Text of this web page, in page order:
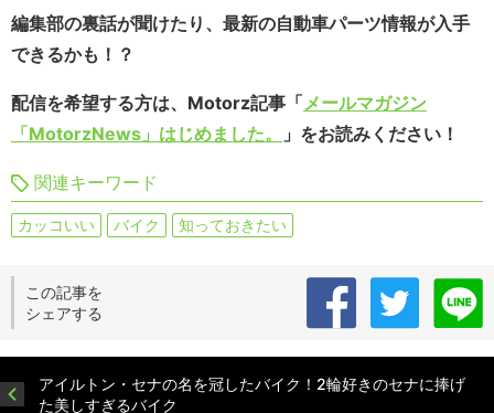
編集部の裏話が聞けたり、最新の自動車パーツ情報が入手
できるかも！？
配信を希望する方は、Motorz記事「メールマガジン
「MotorzNews」はじめました。
」をお読みください！
関連キーワード
カッコいい バイク 知っておきたい
この記事を
シェアする
アイルトン・セナの名を冠したバイク！2輪好きのセナに捧げ
た美しすぎるバイク